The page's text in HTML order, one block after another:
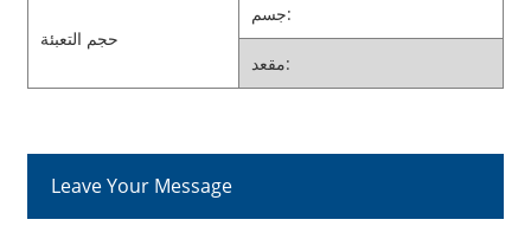
حجم التعبئة
جسم:
مقعد:
Leave Your Message